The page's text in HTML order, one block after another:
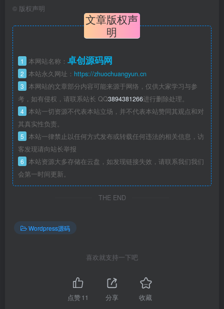
© 版权声明
文章版权声
明
1 本网站名称： 卓创源码网
2 本站永久网址： https://zhuochuangyun.cn
3 本网站的文章部分内容可能来源于网络，仅供大家学习与参
考，如有侵权，请联系站长 QQ3894381266进行删除处理。
4 本站一切资源不代表本站立场，并不代表本站赞同其观点和对
其真实性负责。
5 本站一律禁止以任何方式发布或转载任何违法的相关信息，访
客发现请向站长举报
6 本站资源大多存储在云盘，如发现链接失效，请联系我们我们
会第一时间更新。
THE END
Wordpress源码
喜欢就支持一下吧
点赞11 分享 收藏